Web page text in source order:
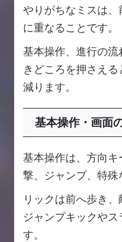
やりがちなミスは
に重なることです。
基本操作、進行の
きどころを押さえる
減ります。
基本操作・画面
基本操作は、方向
撃、ジャンプ、特殊
リックは前へ歩き
ジャンプキックや
す。